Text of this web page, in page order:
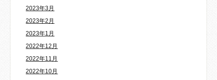
2023年3月
2023年2月
2023年1月
2022年12月
2022年11月
2022年10月